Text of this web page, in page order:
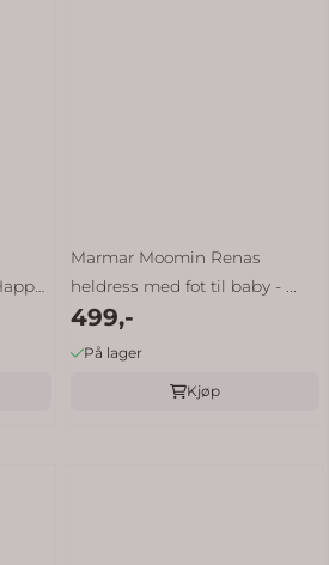
Marmar Moomin Renas
heldress med fot til baby - ...
499,-
På lager
Kjøp